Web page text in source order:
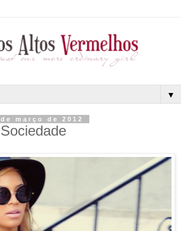
▼
março de 2012